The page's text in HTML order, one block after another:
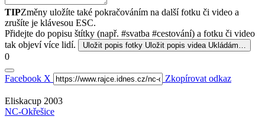
TIPZměny uložíte také pokračováním na další fotku či video a
zrušíte je klávesou ESC.
Přidejte do popisu štítky (např. #svatba #cestování) a fotku či video
tak objeví více lidí.
Uložit popis fotky Uložit popis videa Ukládám…
0
Facebook X Zkopírovat odkaz
Eliskacup 2003
NC-Okřešice